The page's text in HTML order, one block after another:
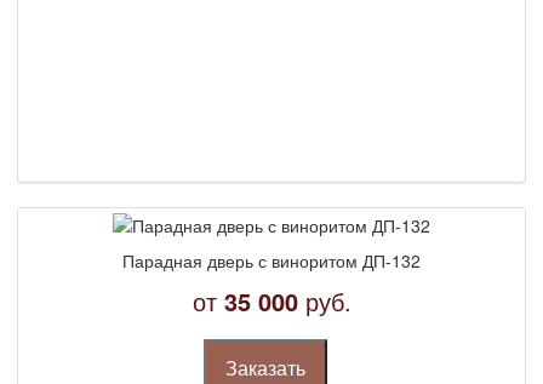
Парадная дверь с виноритом ДП-132
от 35 000 руб.
Заказать